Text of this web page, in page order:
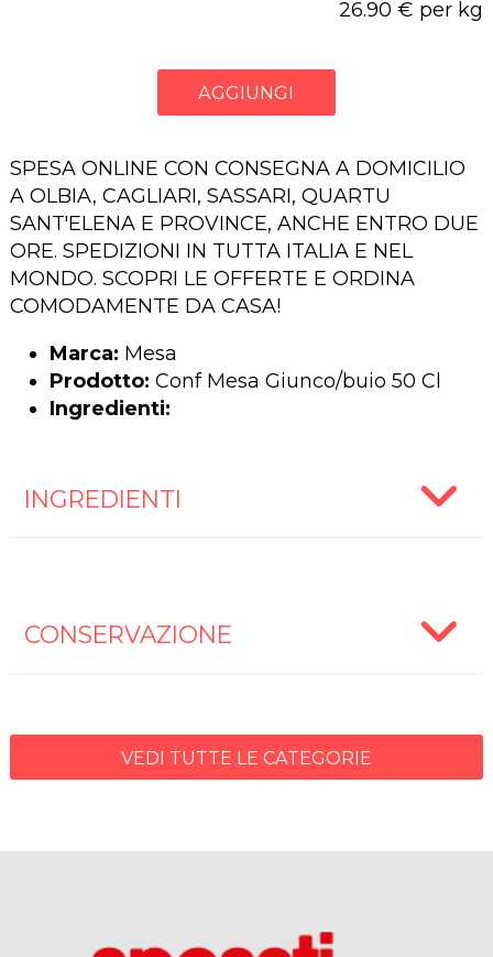
26.90 € per kg
AGGIUNGI
SPESA ONLINE CON CONSEGNA A DOMICILIO
A OLBIA, CAGLIARI, SASSARI, QUARTU
SANT'ELENA E PROVINCE, ANCHE ENTRO DUE
ORE. SPEDIZIONI IN TUTTA ITALIA E NEL
MONDO. SCOPRI LE OFFERTE E ORDINA
COMODAMENTE DA CASA!
Marca: Mesa
Prodotto: Conf Mesa Giunco/buio 50 Cl
Ingredienti:
INGREDIENTI
CONSERVAZIONE
VEDI TUTTE LE CATEGORIE